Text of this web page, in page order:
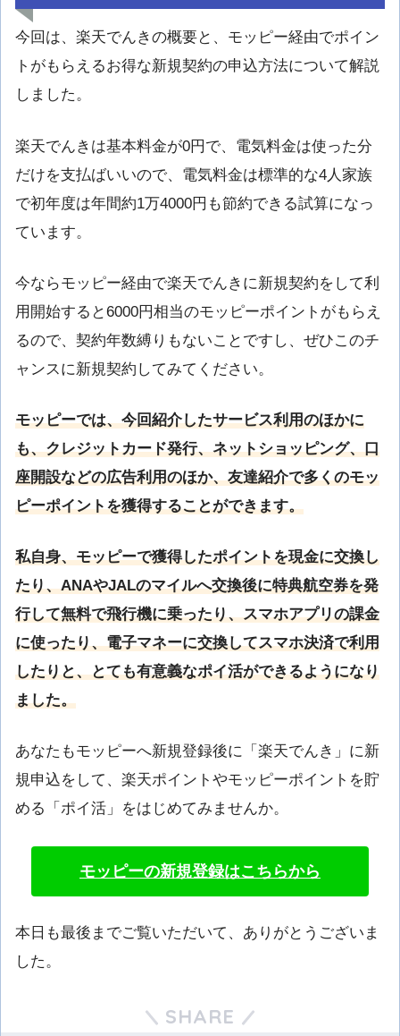
今回は、楽天でんきの概要と、モッピー経由でポイン
トがもらえるお得な新規契約の申込方法について解説
しました。
楽天でんきは基本料金が0円で、電気料金は使った分
だけを支払ばいいので、電気料金は標準的な4人家族
で初年度は年間約1万4000円も節約できる試算になっ
ています。
今ならモッピー経由で楽天でんきに新規契約をして利
用開始すると6000円相当のモッピーポイントがもらえ
るので、契約年数縛りもないことですし、ぜひこのチ
ャンスに新規契約してみてください。
モッピーでは、今回紹介したサービス利用のほかに
も、クレジットカード発行、ネットショッピング、口
座開設などの広告利用のほか、友達紹介で多くのモッ
ピーポイントを獲得することができます。
私自身、モッピーで獲得したポイントを現金に交換し
たり、ANAやJALのマイルへ交換後に特典航空券を発
行して無料で飛行機に乗ったり、スマホアプリの課金
に使ったり、電子マネーに交換してスマホ決済で利用
したりと、とても有意義なポイ活ができるようになり
ました。
あなたもモッピーへ新規登録後に「楽天でんき」に新
規申込をして、楽天ポイントやモッピーポイントを貯
める「ポイ活」をはじめてみませんか。
モッピーの新規登録はこちらから
本日も最後までご覧いただいて、ありがとうございま
した。
SHARE